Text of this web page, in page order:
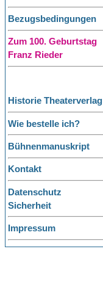
Bezugsbedingungen
Zum 100. Geburtstag
Franz Rieder
Historie Theaterverlag
Wie bestelle ich?
Bühnenmanuskript
Kontakt
Datenschutz
Sicherheit
Impressum